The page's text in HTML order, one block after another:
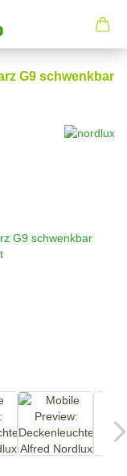
G9 schwenkbar